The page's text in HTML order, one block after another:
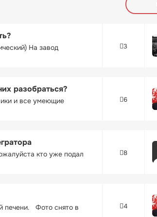
На завод 3
разобраться?
и все умеющие 6
кто уже подал 8
печени. Фото снято в 4